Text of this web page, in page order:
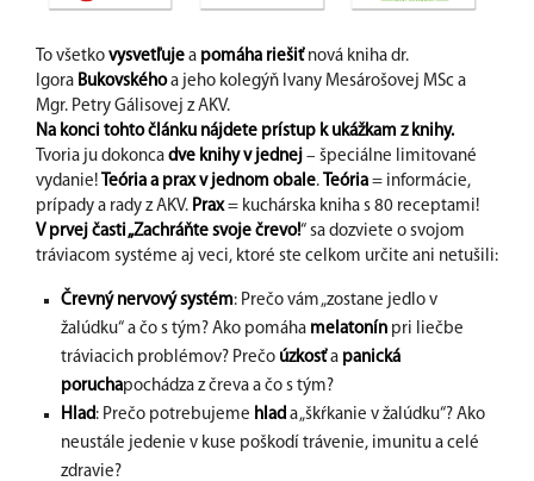
To všetko vysvetľuje a pomáha riešiťnová kniha dr.
Igora Bukovskéhoa jeho kolegýň Ivany Mesárošovej MSc a
Mgr. Petry Gálisovej z AKV.
Na konci tohto článku nájdete prístup k ukážkam z knihy.
Tvoria ju dokonca dve knihy v jednej – špeciálne limitované
vydanie! Teória a prax v jednom obale. Teória = informácie,
prípady a rady z AKV. Prax= kuchárska kniha s 80 receptami!
V prvej časti „Zachráňte svoje črevo!“ sa dozviete o svojom
tráviacom systéme aj veci, ktoré ste celkom určite ani netušili:
Črevný nervový systém: Prečo vám „zostane jedlo v
žalúdku“ a čo s tým? Ako pomáha melatonín pri liečbe
tráviacich problémov? Prečo úzkosťa panická
poruchapochádza z čreva a čo s tým?
Hlad: Prečo potrebujeme hlad a „škŕkanie v žalúdku“? Ako
neustále jedenie v kuse poškodí trávenie, imunitu a celé
zdravie?